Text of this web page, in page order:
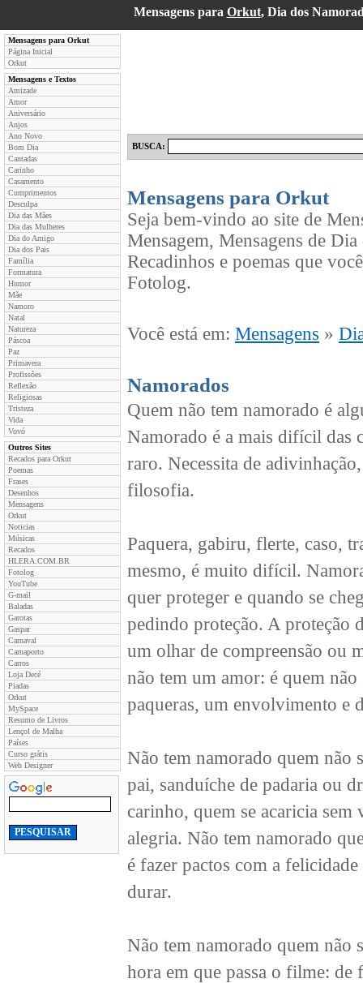
Mensagens para Orkut, Dia dos
Mensagens para Orkut
Página Inicial
Orkut
Mensagens e Textos
Amizade
Amor
Aniversário
Anjos
Ano Novo
Bom Dia
Cantadas
Carinho
Casamento
Cumprimentos
Desculpa
Dia das Mães
Dia das Mulheres
Dia do Amigo
Dia dos Pais
Família
Formatura
Humor
Mãe
Namoro
Natal
Natureza
Páscoa
Paz
Primavera
Profissões
Reflexão
Religiosas
Tristeza
Vida
Vovó
Outros Sites
Recados para Orkut
Poemas
Frases
Desenhos
Mensagens
Orkut
Noticias
Músicas
Recados
HLERA.COM.BR
Fotolog
YouTube
G-mail
Baladas
Garotas
Gaspar
Carnaval
Carnaporto
Carros
Loja Decé
Piadas
Orkut
MySpace
Resumo de Livros
Lençol de Malha
Países
Curso grátis
Web Designer
BUSCA:
Mensagens para Orkut
Seja bem-vindo ao site de
Mensagem, Mensagens de
Recadinhos e poemas que
Fotolog.
Você está em: Mensagens »
Namorados
Quem não tem namorado é
Namorado é a mais difícil das
raro. Necessita de
filosofia.
Paquera, gabiru, flerte, caso,
mesmo, é muito difícil.
quer proteger e quando se
pedindo proteção. A proteção
um olhar de compreensão ou
não tem um amor: é quem
paqueras, um envolvimento e
Não tem namorado quem não
pai, sanduíche de padaria ou
carinho, quem se acaricia
alegria. Não tem namorado
é fazer pactos com a
durar.
Não tem namorado quem não
hora em que passa o filme: de